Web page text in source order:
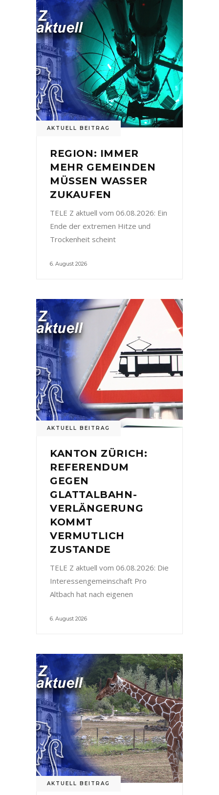
AKTUELL BEITRAG
REGION: IMMER
MEHR GEMEINDEN
MÜSSEN WASSER
ZUKAUFEN
TELE Z aktuell vom 06.08.2026: Ein
Ende der extremen Hitze und
Trockenheit scheint
6. August 2026
AKTUELL BEITRAG
KANTON ZÜRICH:
REFERENDUM
GEGEN
GLATTALBAHN-
VERLÄNGERUNG
KOMMT
VERMUTLICH
ZUSTANDE
TELE Z aktuell vom 06.08.2026: Die
Interessengemeinschaft Pro
Altbach hat nach eigenen
6. August 2026
AKTUELL BEITRAG